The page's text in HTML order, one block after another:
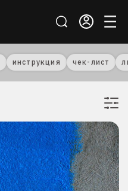
инструкция чек-лист